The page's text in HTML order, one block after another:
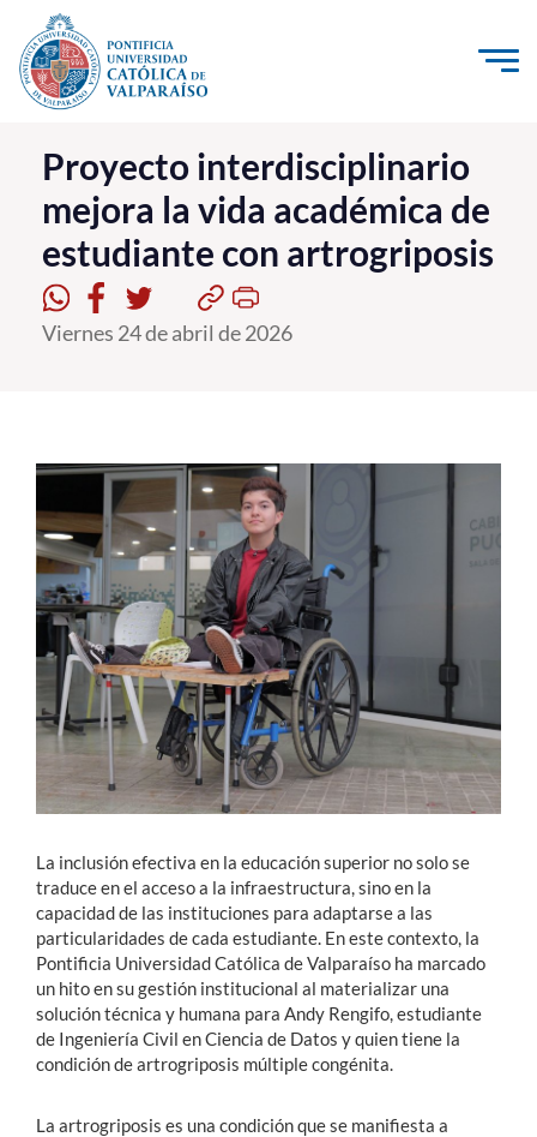
Click acá para ir directamente al contenido
La Universidad
Investigación, Creación e Innovación
PUCV Internacional
Vinculación con el Medio
Postgrado
Formación Continua
Estudiantes
Académicos
Funcionarios
Alumni
Proyecto interdisciplinario
mejora la vida académica de
estudiante con artrogriposis
Viernes 24 de abril de 2026
La inclusión efectiva en la educación superior no solo se
traduce en el acceso a la infraestructura, sino en la
capacidad de las instituciones para adaptarse a las
particularidades de cada estudiante. En este contexto, la
Pontificia Universidad Católica de Valparaíso ha marcado
un hito en su gestión institucional al materializar una
solución técnica y humana para Andy Rengifo, estudiante
de Ingeniería Civil en Ciencia de Datos y quien tiene la
condición de artrogriposis múltiple congénita.
La artrogriposis es una condición que se manifiesta a